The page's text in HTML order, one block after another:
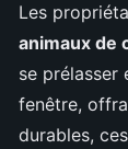
Les
animaux de
se prélasser
fenêtre,
durables,